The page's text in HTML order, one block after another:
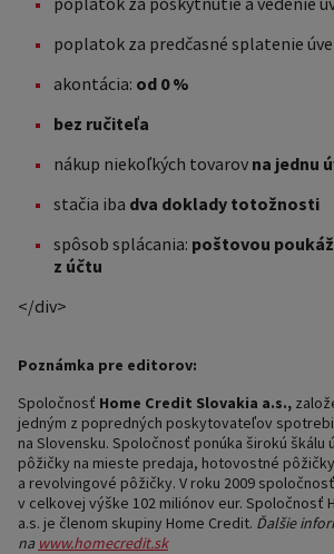
poplatok za predčasné splatenie
akontácia: od 0 %
bez ručiteľa
nákup niekoľkých tovarov na jednu
stačia iba dva doklady totožnosti
spôsob splácania: poštovou
z účtu
</div>
Poznámka pre editorov:
Spoločnosť Home Credit Slovakia a.s.,
jedným z popredných poskytovateľov
na Slovensku. Spoločnosť ponúka širokú
pôžičky na mieste predaja, hotovostné
a revolvingové pôžičky. V roku 2009
v celkovej výške 102 miliónov eur. Spoločnosť
a.s. je členom skupiny Home Credit. Ďalšie
na www.homecredit.sk